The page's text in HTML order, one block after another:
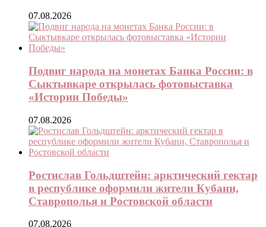
07.08.2026
Подвиг народа на монетах Банка России: в
Сыктывкаре открылась фотовыставка
«Истории Победы»
07.08.2026
Ростислав Гольдштейн: арктический гектар
в республике оформили жители Кубани,
Ставрополья и Ростовской области
07.08.2026